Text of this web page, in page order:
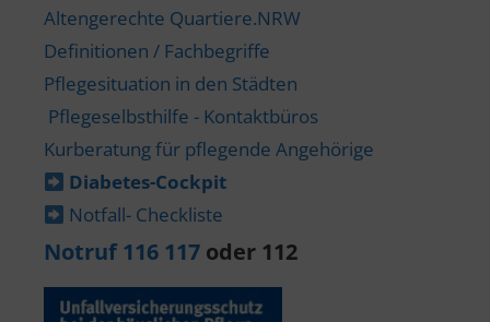
Altengerechte Quartiere.NRW
Definitionen / Fachbegriffe
Pflegesituation in den Städten
Pflegeselbsthilfe - Kontaktbüros
Kurberatung für pflegende Angehörige
Diabetes-​Cockpit
Notfall- Checkliste
Notruf 116 117 oder 112